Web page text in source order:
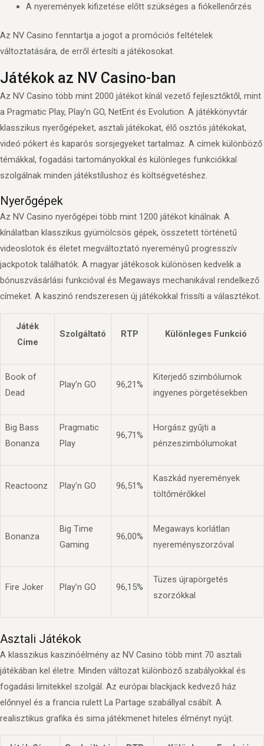
A nyeremények kifizetése előtt szükséges a fiókellenőrzés
Az NV Casino fenntartja a jogot a promóciós feltételek
változtatására, de erről értesíti a játékosokat.
Játékok az NV Casino-ban
Az NV Casino több mint 2000 játékot kínál vezető fejlesztőktől, mint
a Pragmatic Play, Play’n GO, NetEnt és Evolution. A játékkönyvtár
klasszikus nyerőgépeket, asztali játékokat, élő osztós játékokat,
videó pókert és kaparós sorsjegyeket tartalmaz. A címek különböző
témákkal, fogadási tartományokkal és különleges funkciókkal
szolgálnak minden játékstílushoz és költségvetéshez.
Nyerőgépek
Az NV Casino nyerőgépei több mint 1200 játékot kínálnak. A
kínálatban klasszikus gyümölcsös gépek, összetett történetű
videoslotok és életet megváltoztató nyereményű progresszív
jackpotok találhatók. A magyar játékosok különösen kedvelik a
bónuszvásárlási funkcióval és Megaways mechanikával rendelkező
címeket. A kaszinó rendszeresen új játékokkal frissíti a választékot.
Játék
Címe
Szolgáltató RTP Különleges Funkció
Book of
Dead
Play’n GO 96,21%
Kiterjedő szimbólumok
ingyenes pörgetésekben
Big Bass
Bonanza
Pragmatic
Play
96,71%
Horgász gyűjti a
pénzeszimbólumokat
Reactoonz Play’n GO 96,51%
Kaszkád nyeremények
töltőmérőkkel
Bonanza
Big Time
Gaming
96,00%
Megaways korlátlan
nyereményszorzóval
Fire Joker Play’n GO 96,15%
Tüzes újrapörgetés
szorzókkal
Asztali Játékok
A klasszikus kaszinóélmény az NV Casino több mint 70 asztali
játékában kel életre. Minden változat különböző szabályokkal és
fogadási limitekkel szolgál. Az európai blackjack kedvező ház
előnnyel és a francia rulett La Partage szabállyal csábít. A
realisztikus grafika és sima játékmenet hiteles élményt nyújt.